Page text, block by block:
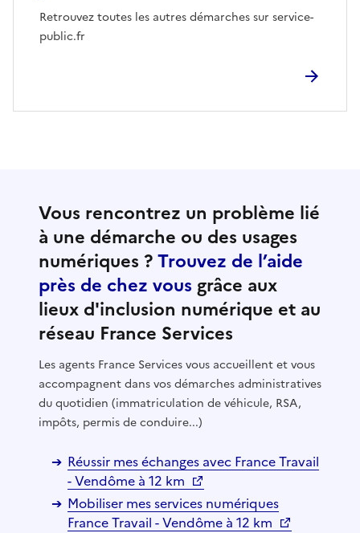
Retrouvez toutes les autres démarches sur service-
public.fr
Vous rencontrez un problème lié
à une démarche ou des usages
numériques ?Trouvez de l’aide
près de chez vous grâce aux
lieux d'inclusion numérique et au
réseau France Services
Les agents France Services vous accueillent et vous
accompagnent dans vos démarches administratives
du quotidien (immatriculation de véhicule, RSA,
impôts, permis de conduire...)
Réussir mes échanges avec France Travail
- Vendôme à 12 km
Mobiliser mes services numériques
France Travail - Vendôme à 12 km